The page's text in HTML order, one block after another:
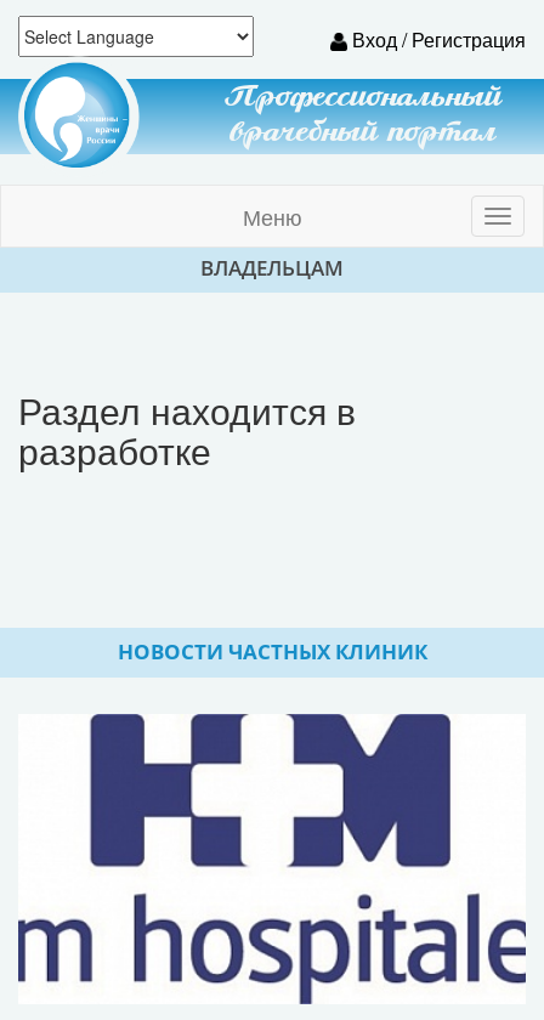
Вход / Регистрация
Профессиональный
врачебный портал
Меню
ВЛАДЕЛЬЦАМ
Раздел находится в
разработке
НОВОСТИ ЧАСТНЫХ КЛИНИК